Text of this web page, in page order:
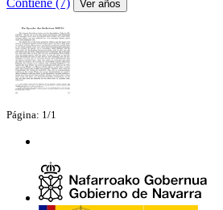
Contiene (7)
Ver años
Página: 1/1